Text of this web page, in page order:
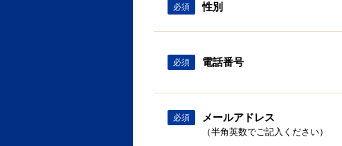
必須 性別
必須 電話番号
必須 メールアドレス
（半角英数でご記入ください）